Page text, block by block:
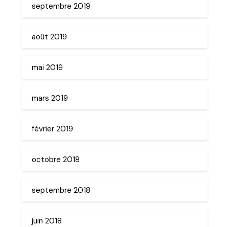
septembre 2019
août 2019
mai 2019
mars 2019
février 2019
octobre 2018
septembre 2018
juin 2018